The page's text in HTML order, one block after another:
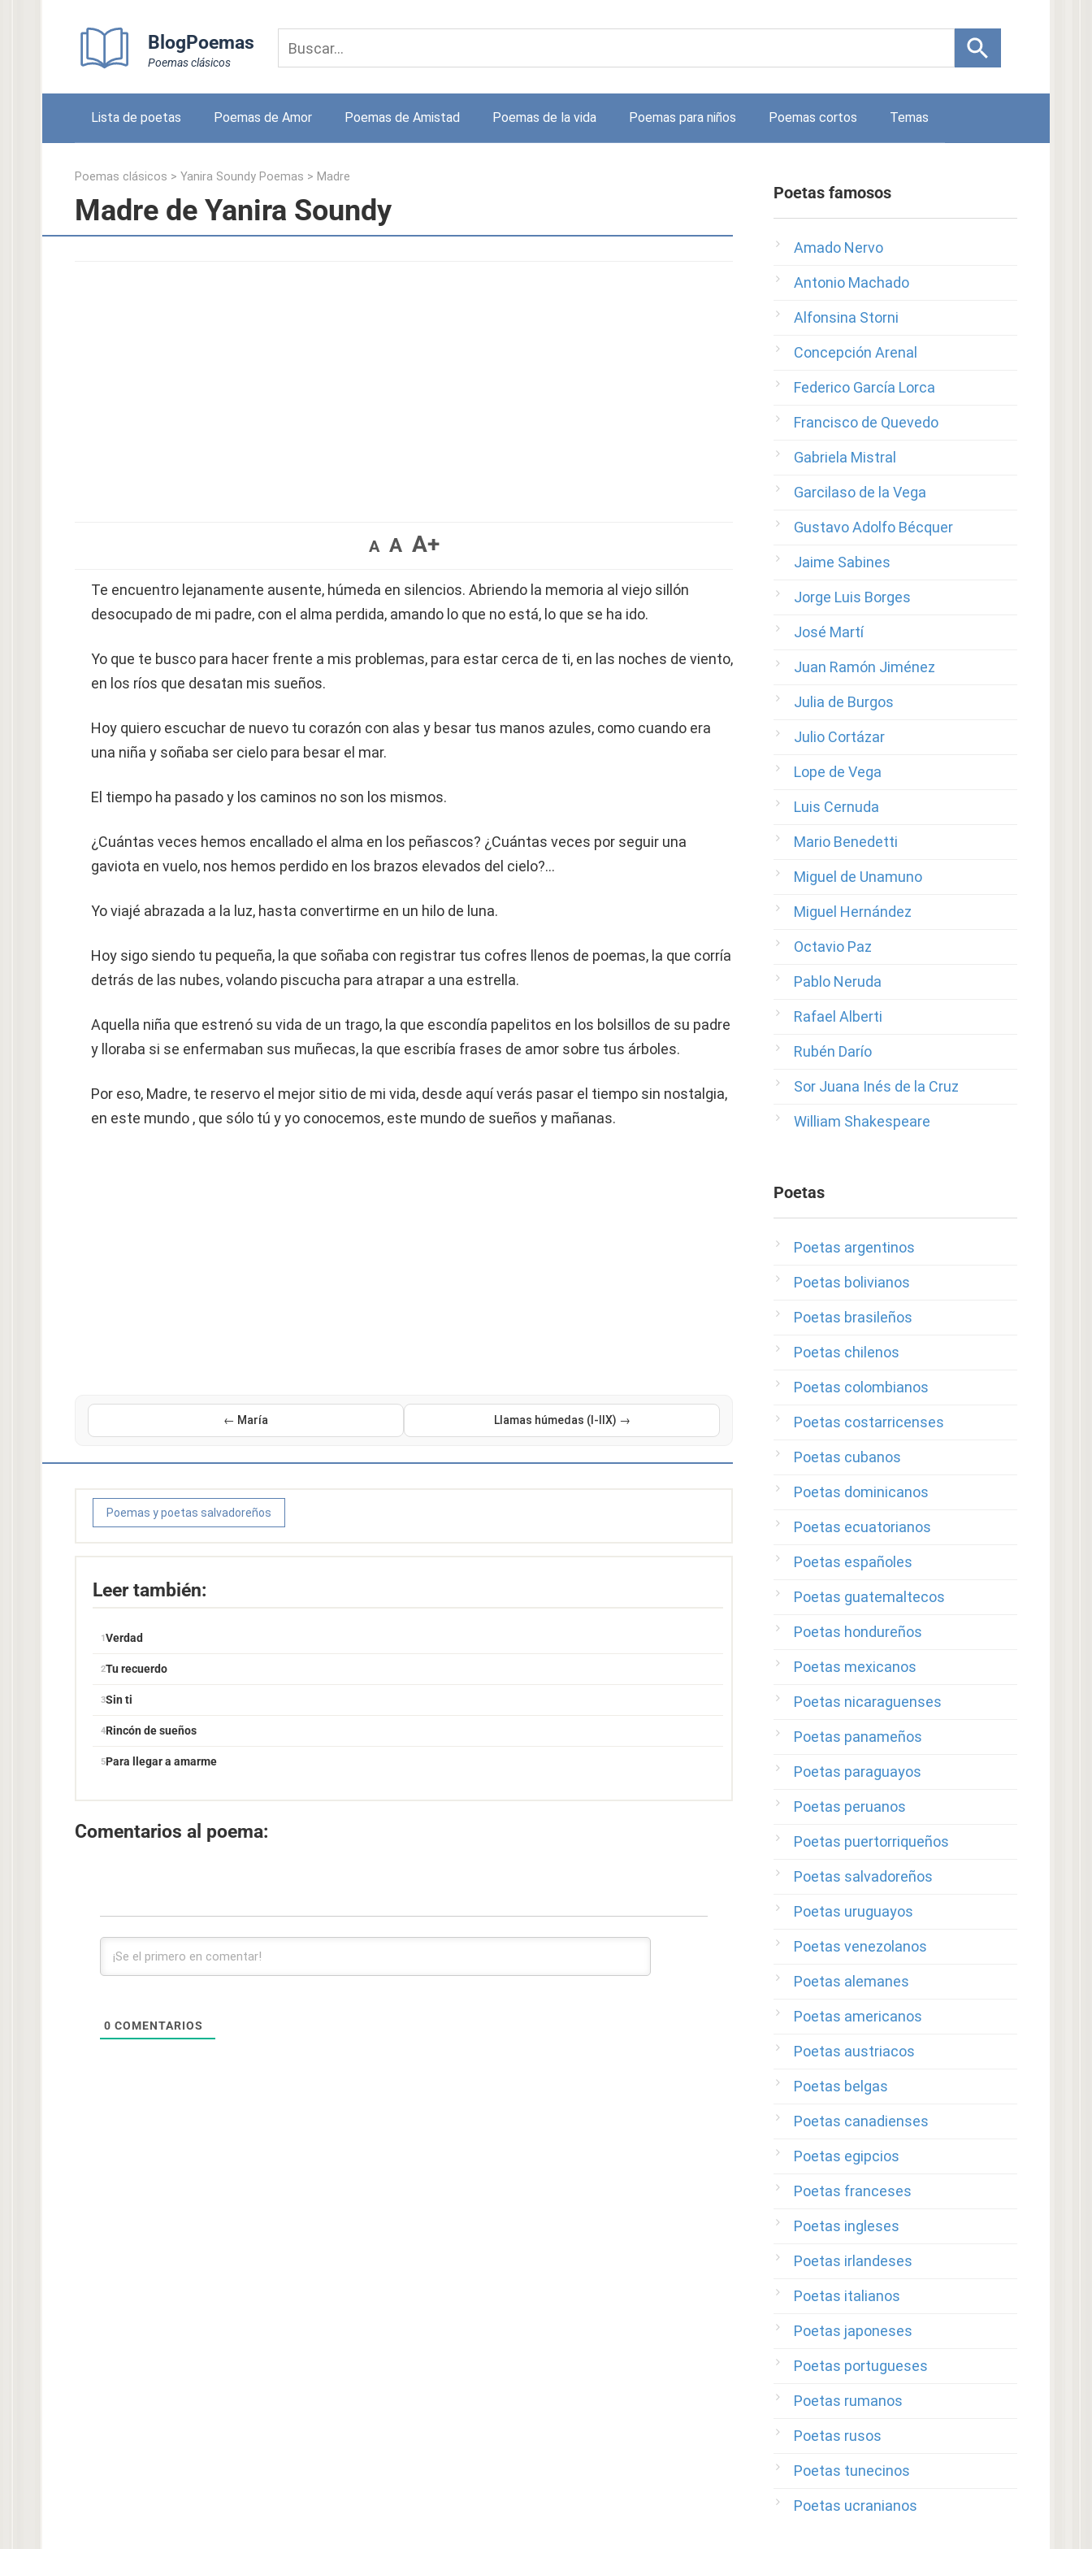
BlogPoemas
Poemas clásicos
Lista de poetas Poemas de Amor Poemas de Amistad Poemas de la vida Poemas para niños Poemas cortos Temas
Poemas clásicos > Yanira Soundy Poemas > Madre
Madre de Yanira Soundy
A A A+
Te encuentro lejanamente ausente, húmeda en silencios. Abriendo la memoria al viejo sillón
desocupado de mi padre, con el alma perdida, amando lo que no está, lo que se ha ido.
Yo que te busco para hacer frente a mis problemas, para estar cerca de ti, en las noches de viento,
en los ríos que desatan mis sueños.
Hoy quiero escuchar de nuevo tu corazón con alas y besar tus manos azules, como cuando era
una niña y soñaba ser cielo para besar el mar.
El tiempo ha pasado y los caminos no son los mismos.
¿Cuántas veces hemos encallado el alma en los peñascos? ¿Cuántas veces por seguir una
gaviota en vuelo, nos hemos perdido en los brazos elevados del cielo?…
Yo viajé abrazada a la luz, hasta convertirme en un hilo de luna.
Hoy sigo siendo tu pequeña, la que soñaba con registrar tus cofres llenos de poemas, la que corría
detrás de las nubes, volando piscucha para atrapar a una estrella.
Aquella niña que estrenó su vida de un trago, la que escondía papelitos en los bolsillos de su padre
y lloraba si se enfermaban sus muñecas, la que escribía frases de amor sobre tus árboles.
Por eso, Madre, te reservo el mejor sitio de mi vida, desde aquí verás pasar el tiempo sin nostalgia,
en este mundo , que sólo tú y yo conocemos, este mundo de sueños y mañanas.
← María Llamas húmedas (I-IIX) →
Poemas y poetas salvadoreños
Leer también:
Verdad
Tu recuerdo
Sin ti
Rincón de sueños
Para llegar a amarme
Comentarios al poema:
0 COMENTARIOS
Poetas famosos
Amado Nervo
Antonio Machado
Alfonsina Storni
Concepción Arenal
Federico García Lorca
Francisco de Quevedo
Gabriela Mistral
Garcilaso de la Vega
Gustavo Adolfo Bécquer
Jaime Sabines
Jorge Luis Borges
José Martí
Juan Ramón Jiménez
Julia de Burgos
Julio Cortázar
Lope de Vega
Luis Cernuda
Mario Benedetti
Miguel de Unamuno
Miguel Hernández
Octavio Paz
Pablo Neruda
Rafael Alberti
Rubén Darío
Sor Juana Inés de la Cruz
William Shakespeare
Poetas
Poetas argentinos
Poetas bolivianos
Poetas brasileños
Poetas chilenos
Poetas colombianos
Poetas costarricenses
Poetas cubanos
Poetas dominicanos
Poetas ecuatorianos
Poetas españoles
Poetas guatemaltecos
Poetas hondureños
Poetas mexicanos
Poetas nicaraguenses
Poetas panameños
Poetas paraguayos
Poetas peruanos
Poetas puertorriqueños
Poetas salvadoreños
Poetas uruguayos
Poetas venezolanos
Poetas alemanes
Poetas americanos
Poetas austriacos
Poetas belgas
Poetas canadienses
Poetas egipcios
Poetas franceses
Poetas ingleses
Poetas irlandeses
Poetas italianos
Poetas japoneses
Poetas portugueses
Poetas rumanos
Poetas rusos
Poetas tunecinos
Poetas ucranianos